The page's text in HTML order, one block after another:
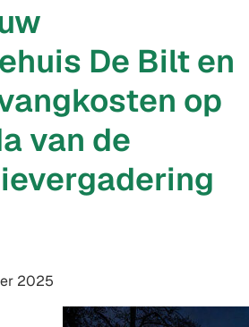
De Bilt en
op
van de
2025